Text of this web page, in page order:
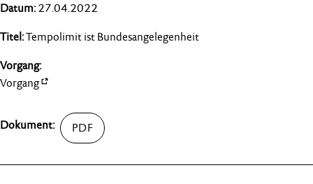
27.04.2022
Tempolimit ist Bundesangelegenheit
Vorgang